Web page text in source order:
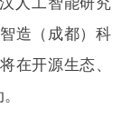
造（成都）科
在开源生态、